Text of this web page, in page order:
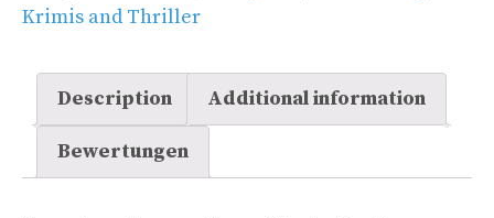
Krimis and Thriller
Description Additional information
Bewertungen